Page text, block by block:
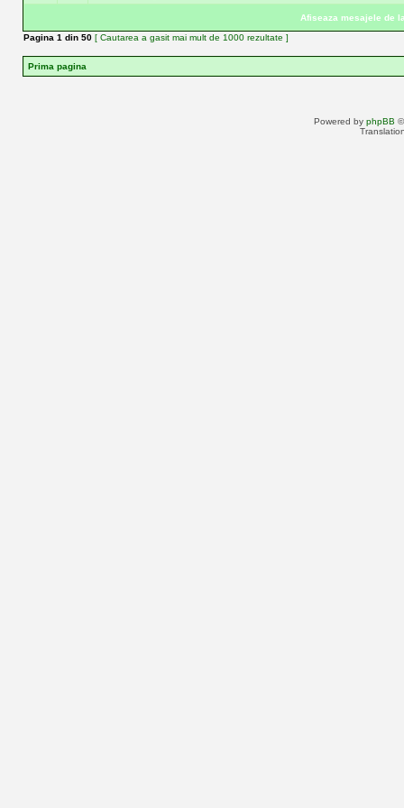
Afiseaza mesajele de
Pagina 1 din 50 [ Cautarea a gasit mai mult de 1000 rezultate ]
Prima pagina
Powered by phpBB